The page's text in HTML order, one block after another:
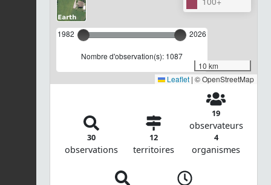
1982 2026
Nombre d'observation(s): 1087
10 km
Leaflet | © OpenStreetMap
30
observations
12
territoires
19
observateurs
4
organismes